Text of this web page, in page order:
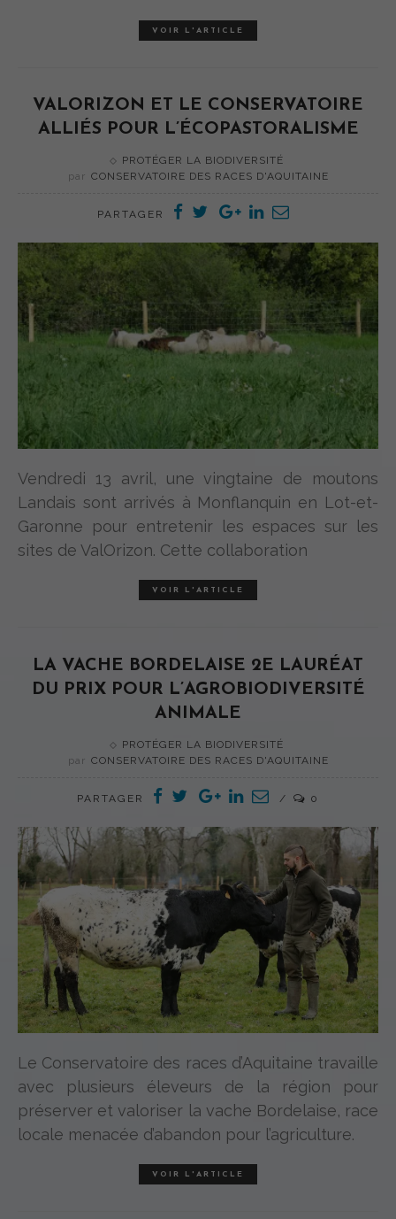
VOIR L'ARTICLE
VALORIZON ET LE CONSERVATOIRE
ALLIÉS POUR L’ÉCOPASTORALISME
PROTÉGER LA BIODIVERSITÉ
par CONSERVATOIRE DES RACES D'AQUITAINE
PARTAGER
Vendredi 13 avril, une vingtaine de moutons
Landais sont arrivés à Monflanquin en Lot-et-
Garonne pour entretenir les espaces sur les
sites de ValOrizon. Cette collaboration
VOIR L'ARTICLE
LA VACHE BORDELAISE 2E LAURÉAT
DU PRIX POUR L’AGROBIODIVERSITÉ
ANIMALE
PROTÉGER LA BIODIVERSITÉ
par CONSERVATOIRE DES RACES D'AQUITAINE
PARTAGER 0
Le Conservatoire des races d’Aquitaine travaille
avec plusieurs éleveurs de la région pour
préserver et valoriser la vache Bordelaise, race
locale menacée d’abandon pour l’agriculture.
VOIR L'ARTICLE